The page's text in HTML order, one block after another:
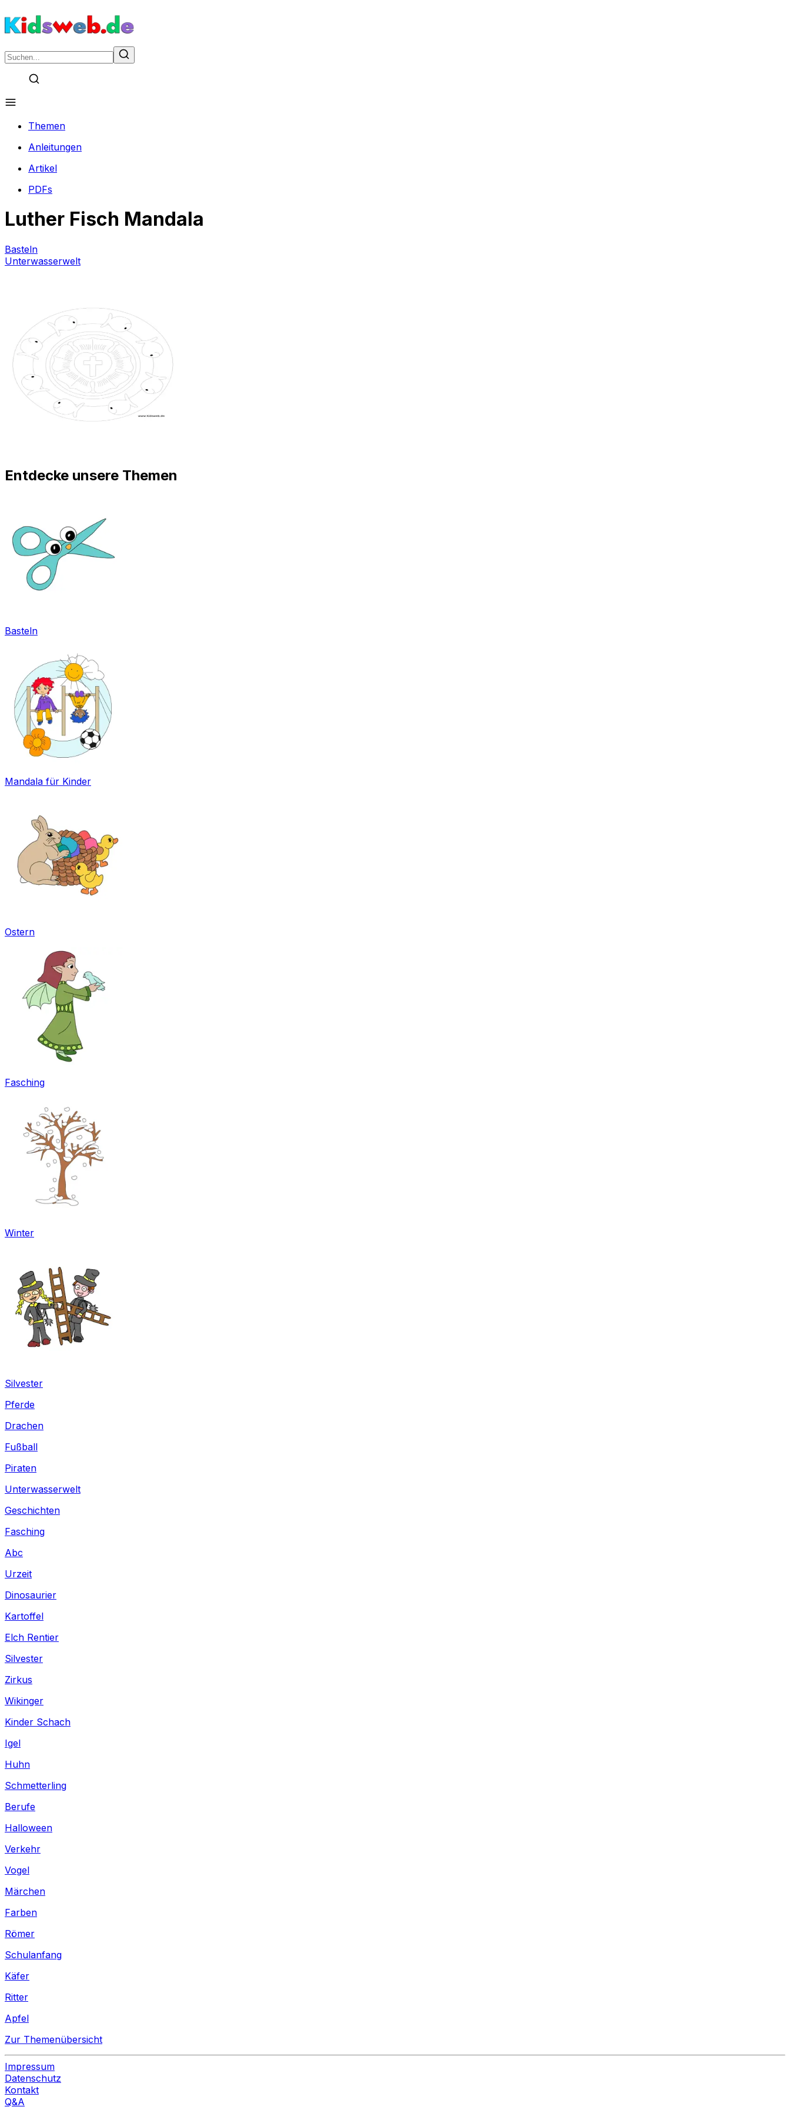
Themen
Anleitungen
Artikel
PDFs
Luther Fisch Mandala
Basteln
Unterwasserwelt
Entdecke unsere Themen
Basteln
Mandala für Kinder
Ostern
Fasching
Winter
Silvester
Pferde
Drachen
Fußball
Piraten
Unterwasserwelt
Geschichten
Fasching
Abc
Urzeit
Dinosaurier
Kartoffel
Elch Rentier
Silvester
Zirkus
Wikinger
Kinder Schach
Igel
Huhn
Schmetterling
Berufe
Halloween
Verkehr
Vogel
Märchen
Farben
Römer
Schulanfang
Käfer
Ritter
Apfel
Zur Themenübersicht
Impressum
Datenschutz
Kontakt
Q&A